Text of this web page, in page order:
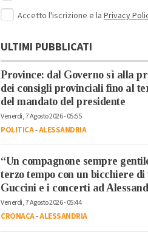
Accetto l'iscrizione e la Privacy
ULTIMI PUBBLICATI
Province: dal Governo sì alla
dei consigli provinciali fino al
del mandato del presidente
Venerdì, 7 Agosto 2026 - 05:55
POLITICA-ALESSANDRIA
“Un compagnone sempre
terzo tempo con un bicchiere di
Guccini e i concerti ad
Venerdì, 7 Agosto 2026 - 05:44
CRONACA-ALESSANDRIA